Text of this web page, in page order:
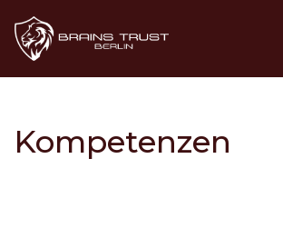
BRAINS TRUST
Kompetenzen